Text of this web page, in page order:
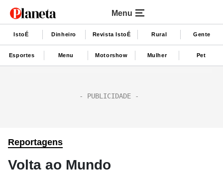
Menu
IstoÉ Dinheiro Revista IstoÉ Rural Gente
Esportes Menu Motorshow Mulher Pet
Reportagens
Volta ao Mundo